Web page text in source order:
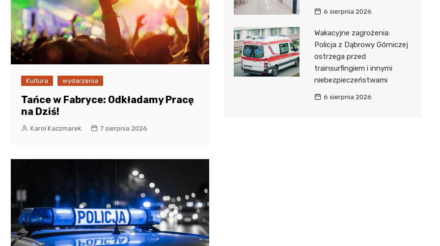
Kultura wydarzenia
Tańce w Fabryce: Odkładamy Pracę
na Dziś!
Karol Kaczmarek 7 sierpnia 2026
6 sierpnia 2026
Wakacyjne zagrożenia:
Policja z Dąbrowy Górniczej
ostrzega przed
trainsurfingiem i innymi
niebezpieczeństwami
6 sierpnia 2026